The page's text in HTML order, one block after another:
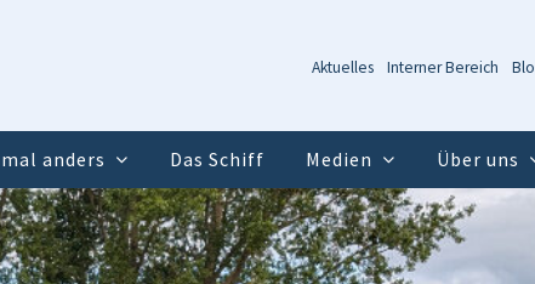
Aktuelles Interner Bereich
anders Das Schiff Medien Über uns